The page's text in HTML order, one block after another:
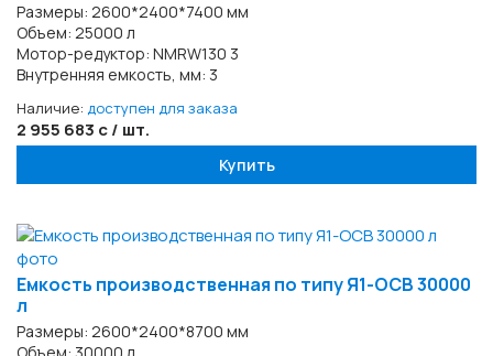
Размеры: 2600*2400*7400 мм
Объем: 25000 л
Мотор-редуктор: NMRW130 3
Внутренняя емкость, мм: 3
Наличие: доступен для заказа
2 955 683 с / шт.
Купить
Емкость производственная по типу Я1-ОСВ 30000
л
Размеры: 2600*2400*8700 мм